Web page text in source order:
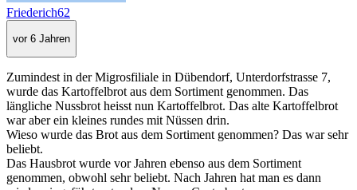
Friederich62
vor 6 Jahren
Zumindest in der Migrosfiliale in Dübendorf, Unterdorfstrasse 7,
wurde das Kartoffelbrot aus dem Sortiment genommen. Das
längliche Nussbrot heisst nun Kartoffelbrot. Das alte Kartoffelbrot
war aber ein kleines rundes mit Nüssen drin.
Wieso wurde das Brot aus dem Sortiment genommen? Das war sehr
beliebt.
Das Hausbrot wurde vor Jahren ebenso aus dem Sortiment
genommen, obwohl sehr beliebt. Nach Jahren hat man es dann